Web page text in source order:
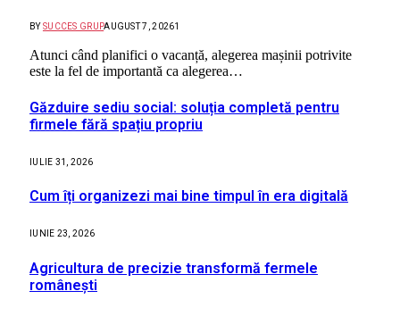
BY SUCCES GRUPAUGUST 7, 20261
Atunci când planifici o vacanță, alegerea mașinii potrivite
este la fel de importantă ca alegerea…
Găzduire sediu social: soluția completă pentru
firmele fără spațiu propriu
IULIE 31, 2026
Cum îți organizezi mai bine timpul în era digitală
IUNIE 23, 2026
Agricultura de precizie transformă fermele
românești